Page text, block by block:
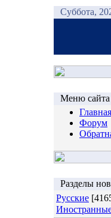
Суббота,
Меню сайта
Форум
Разделы
Русские